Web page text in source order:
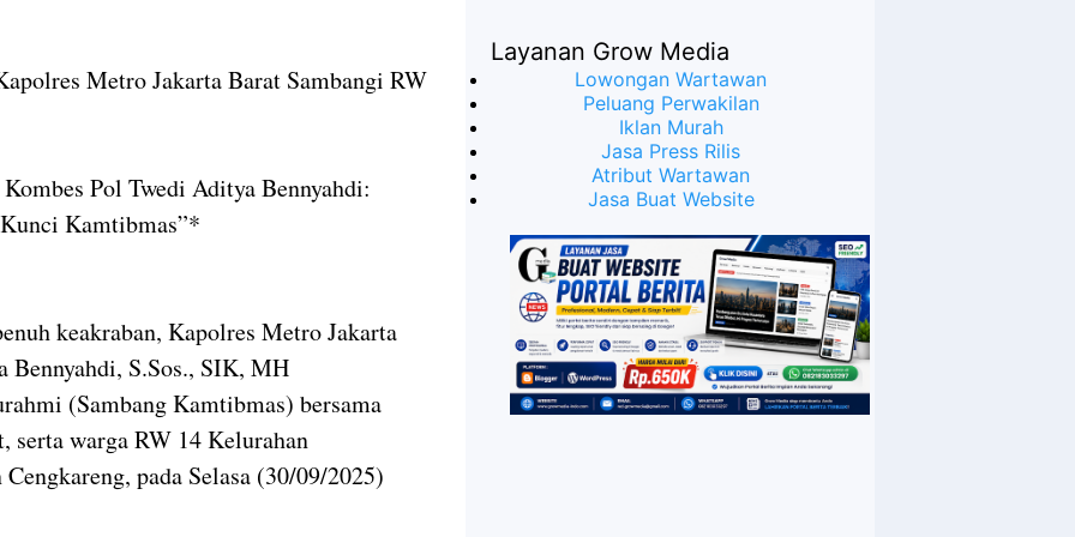
Metro Jakarta Barat Sambangi RW
Pol Twedi Aditya Bennyahdi:
Kamtibmas”*
keakraban, Kapolres Metro Jakarta
Bennyahdi, S.Sos., SIK, MH
(Sambang Kamtibmas) bersama
serta warga RW 14 Kelurahan
pada Selasa (30/09/2025)
Palsu? Maret Samuel
Sueken: Belum Tentu
Layanan Grow Media
Lowongan Wartawan
Peluang Perwakilan
Iklan Murah
Jasa Press Rilis
Atribut Wartawan
Jasa Buat Website